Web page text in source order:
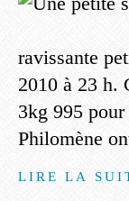
ravissante
2010 à 23 h.
3kg 995
Philomène
LIRE LA